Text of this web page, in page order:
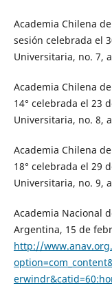
Academia Chilena
sesión celebrada el
Universitaria, no. 7,
Academia Chilena
14° celebrada el 23
Universitaria, no. 8,
Academia Chilena
18° celebrada el 29
Universitaria, no. 9,
Academia Nacional
Argentina, 15 de
http://